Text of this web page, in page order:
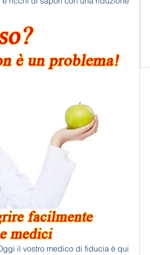
il vostro medico di fiducia è qui